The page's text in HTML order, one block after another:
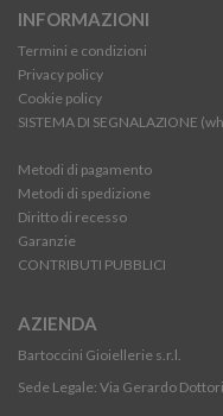
INFORMAZIONI
Termini e condizioni
Privacy policy
Cookie policy
SISTEMA DI SEGNALAZIONE
Metodi di pagamento
Metodi di spedizione
Diritto di recesso
Garanzie
CONTRIBUTI PUBBLICI
AZIENDA
Bartoccini Gioiellerie s.r.l.
Sede Legale: Via Gerardo